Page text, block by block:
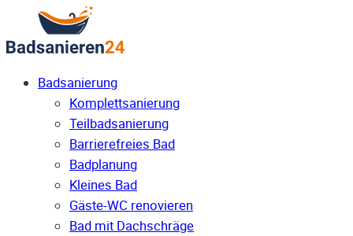
Badsanierung
Komplettsanierung
Teilbadsanierung
Barrierefreies Bad
Badplanung
Kleines Bad
Gäste-WC renovieren
Bad mit Dachschräge